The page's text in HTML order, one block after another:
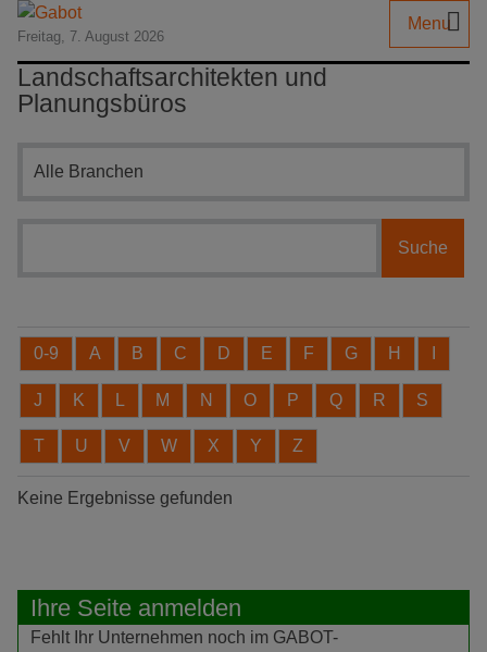
Freitag, 7. August 2026
Menu
Landschaftsarchitekten und
Planungsbüros
0-9 A B C D E F G H
J K L M N O P Q R S
T U V W X Y Z
Keine Ergebnisse gefunden
Ihre Seite anmelden
Fehlt Ihr Unternehmen noch im GABOT-